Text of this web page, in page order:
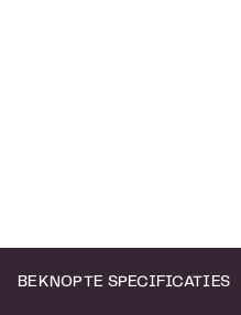
BEKNOPTE SPECIFICATIES